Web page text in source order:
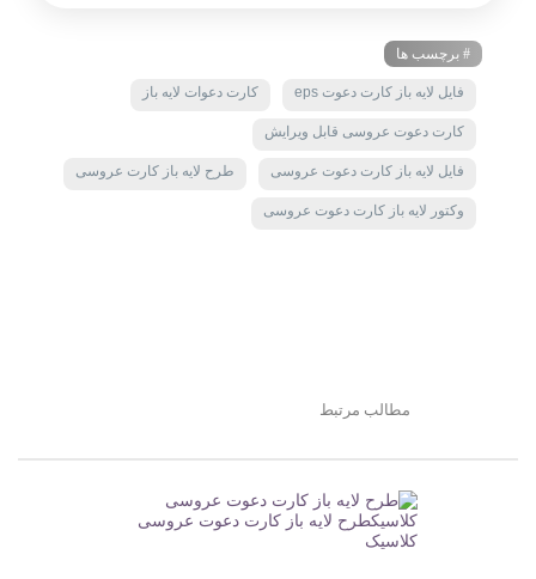
# برچسب ها
فایل لایه باز کارت دعوت eps کارت دعوات لایه باز
کارت دعوت عروسی قابل ویرایش
فایل لایه باز کارت دعوت عروسی طرح لایه باز کارت عروسی
وکتور لایه باز کارت دعوت عروسی
مطالب مرتبط